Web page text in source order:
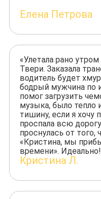
Елена Петрова
«Улетала рано
Твери. Заказала
водитель будет
бодрый мужчина по
помог загрузить
музыка, было тепло
тишину, если я хочу
проспала всю
проснулась от того,
«Кристина, мы
времени».
Кристина Л.